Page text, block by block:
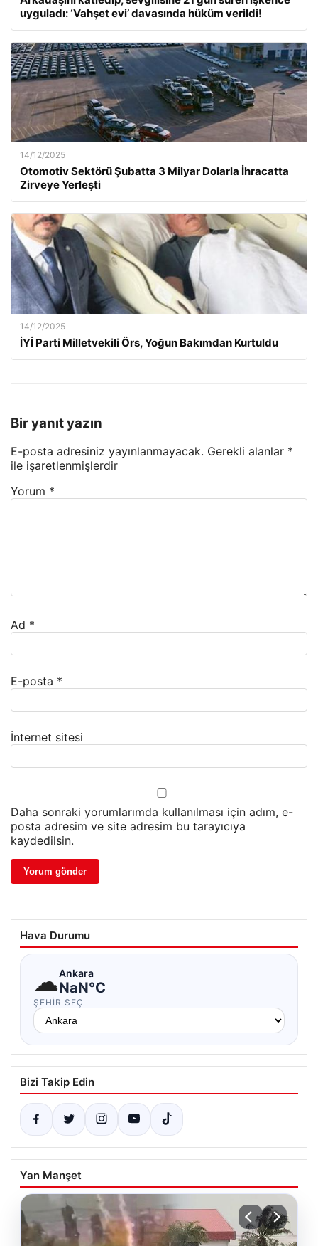
uyguladı: ‘Vahşet evi’ davasında hüküm verildi!
14/12/2025
Otomotiv Sektörü Şubatta 3 Milyar Dolarla İhracatta
Zirveye Yerleşti
14/12/2025
İYİ Parti Milletvekili Örs, Yoğun Bakımdan Kurtuldu
Bir yanıt yazın
E-posta adresiniz yayınlanmayacak. Gerekli alanlar *
ile işaretlenmişlerdir
Yorum *
Ad *
E-posta *
İnternet sitesi
Daha sonraki yorumlarımda kullanılması için adım, e-
posta adresim ve site adresim bu tarayıcıya
kaydedilsin.
Hava Durumu
☁Ankara
NaN°C
ŞEHIR SEÇ
Bizi Takip Edin
Yan Manşet